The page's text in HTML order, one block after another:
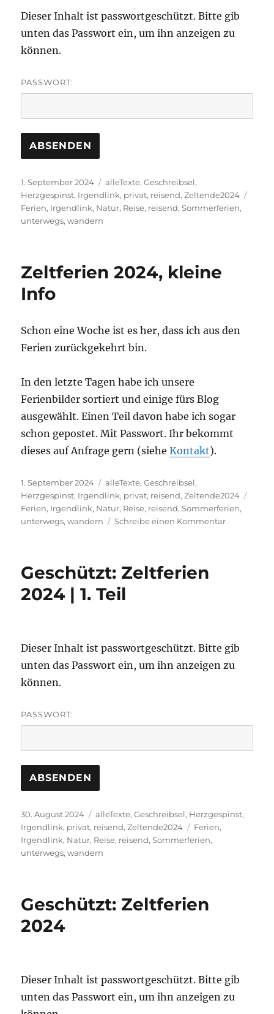
Dieser Inhalt ist passwortgeschützt. Bitte gib
unten das Passwort ein, um ihn anzeigen zu
können.
PASSWORT:
Veröffentlicht
am
1. September 2024 Kategorien
alleTexte,Geschreibsel,
Herzgespinst, Irgendlink, privat, reisend,Zeltende2024
Ferien, Irgendlink, Natur, Reise, reisend,Sommerferien,
unterwegs,wandern
Zeltferien 2024, kleine
Info
Schon eine Woche ist es her, dass ich aus den
Ferien zurückgekehrt bin.
In den letzte Tagen habe ich unsere
Ferienbilder sortiert und einige fürs Blog
ausgewählt. Einen Teil davon habe ich sogar
schon gepostet. Mit Passwort. Ihr bekommt
dieses auf Anfrage gern (sieheKontakt).
Veröffentlicht
am
1. September 2024 Kategorien
alleTexte,Geschreibsel,
Herzgespinst, Irgendlink, privat, reisend,Zeltende2024
Ferien, Irgendlink, Natur, Reise, reisend,Sommerferien,
unterwegs,wandern Schreibe einen Kommentarzu
Geschützt: Zeltferien
2024 | 1. Teil
Dieser Inhalt ist passwortgeschützt. Bitte gib
unten das Passwort ein, um ihn anzeigen zu
können.
PASSWORT:
Veröffentlicht
am
30. August 2024 Kategorien
alleTexte,Geschreibsel, Herzgespinst,
Irgendlink, privat, reisend,Zeltende2024 Schlagwörter
Ferien,
Irgendlink, Natur, Reise, reisend,Sommerferien,
unterwegs,wandern
Geschützt: Zeltferien
2024
Dieser Inhalt ist passwortgeschützt. Bitte gib
unten das Passwort ein, um ihn anzeigen zu